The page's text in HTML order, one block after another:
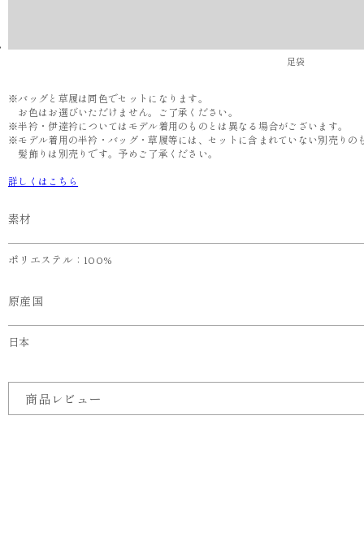
足袋
※バッグと草履は同色でセットになります。
お色はお選びいただけません。ご了承ください。
※半衿・伊達衿についてはモデル着用のものとは異なる場合がございます。
※モデル着用の半衿・バッグ・草履等には、セットに含まれていない別売りの
髪飾りは別売りです。予めご了承ください。
詳しくはこちら
素材
ポリエステル：100%
原産国
日本
商品レビュー